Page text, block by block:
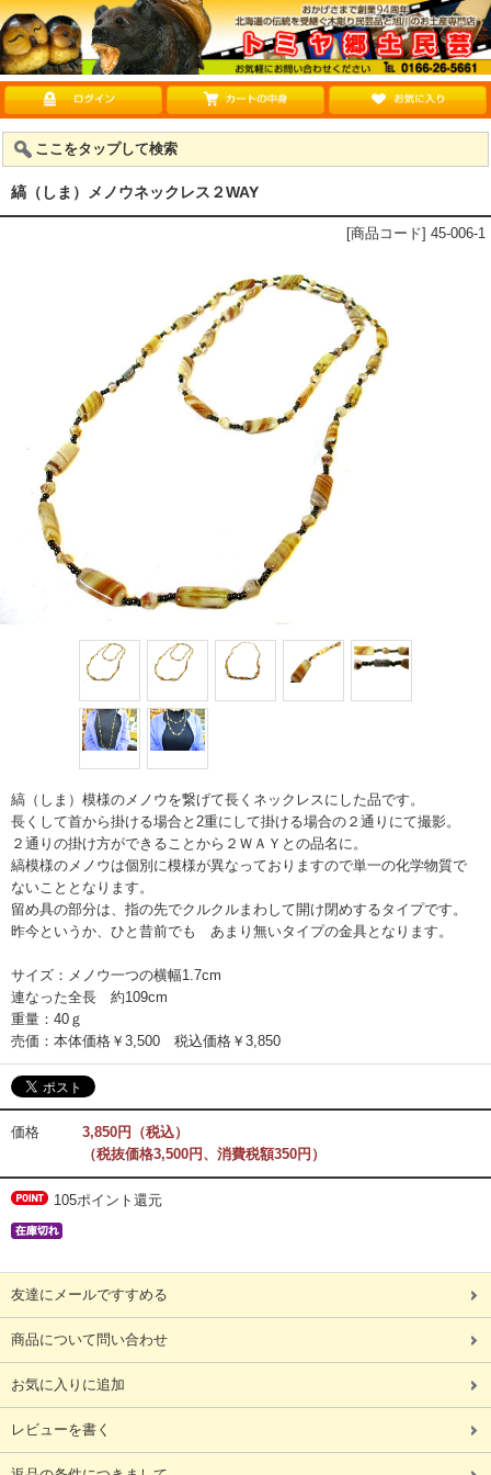
ここをタップして検索
縞（しま）メノウネックレス２WAY
[商品コード] 45-006-1
縞（しま）模様のメノウを繋げて長くネックレスにした品です。
長くして首から掛ける場合と2重にして掛ける場合の２通りにて撮影。
２通りの掛け方ができることから２ＷＡＹとの品名に。
縞模様のメノウは個別に模様が異なっておりますので単一の化学物質で
ないこととなります。
留め具の部分は、指の先でクルクルまわして開け閉めするタイプです。
昨今というか、ひと昔前でも あまり無いタイプの金具となります。
サイズ：メノウ一つの横幅1.7cm
連なった全長 約109cm
重量：40ｇ
売価：本体価格￥3,500 税込価格￥3,850
価格
3,850円（税込）
（税抜価格3,500円、消費税額350円）
105ポイント還元
友達にメールですすめる
商品について問い合わせ
お気に入りに追加
レビューを書く